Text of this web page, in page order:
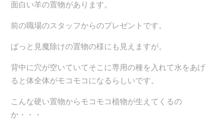
面白い羊の置物があります。
前の職場のスタッフからのプレゼントです。
ぱっと見魔除けの置物の様にも見えますが。
背中に穴が空いていてそこに専用の種を入れて水をあげ
ると体全体がモコモコになるらしいです。
こんな硬い置物からモコモコ植物が生えてくるの
か・・・